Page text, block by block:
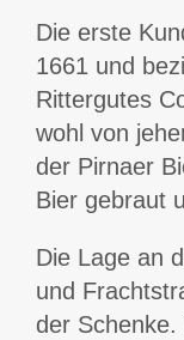
Die erste
1661 und
Rittergutes
wohl von
der Pirnaer
Bier gebraut
Die Lage an
und
der Schenke.